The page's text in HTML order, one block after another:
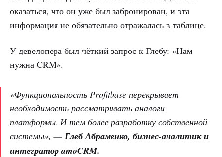
оказаться, что он уже был забронирован, и эта
информация не обязательно отражалась в таблице.
У девелопера был чёткий запрос к Глебу: «Нам
нужна CRM».
«Функциональность Profitbase перекрывает
необходимость рассматривать аналоги
платформы. И тем более разработку собственной
системы»,— Глеб Абраменко, бизнес-аналитик и
интегратор amoCRM.